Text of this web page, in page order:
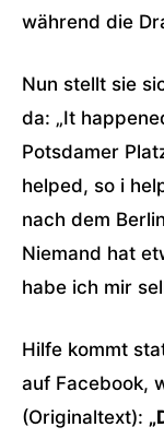
während die
Nun stellt sie
da: „It
Potsdamer
helped, so i
nach dem
Niemand hat
habe ich mir
Hilfe kommt
auf Facebook,
(Originaltext):